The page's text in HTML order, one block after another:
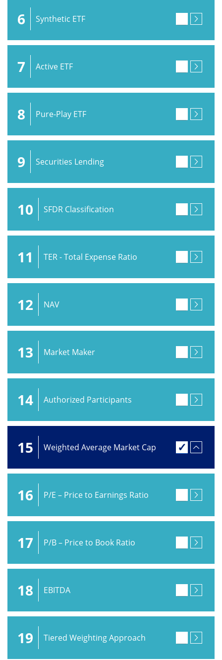
6 Synthetic ETF
7 Active ETF
8 Pure-Play ETF
9 Securities Lending
10 SFDR Classification
11 TER - Total Expense Ratio
12 NAV
13 Market Maker
14 Authorized Participants
15 Weighted Average Market Cap
16 P/E – Price to Earnings Ratio
17 P/B – Price to Book Ratio
18 EBITDA
19 Tiered Weighting Approach